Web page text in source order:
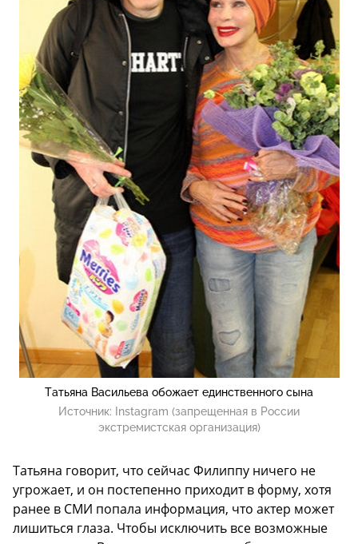
Татьяна Васильева обожает единственного сына
Источник:
Instagram (запрещенная в России
экстремистская организация)
Татьяна говорит, что сейчас Филиппу ничего не
угрожает, и он постепенно приходит в форму, хотя
ранее в СМИ попала информация, что актер может
лишиться глаза. Чтобы исключить все возможные